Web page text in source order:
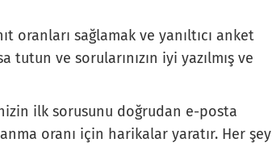
oranları sağlamak ve yanıltıcı anket
ve sorularınızın iyi yazılmış ve
ilk sorusunu doğrudan e-posta
oranı için harikalar yaratır. Her şey